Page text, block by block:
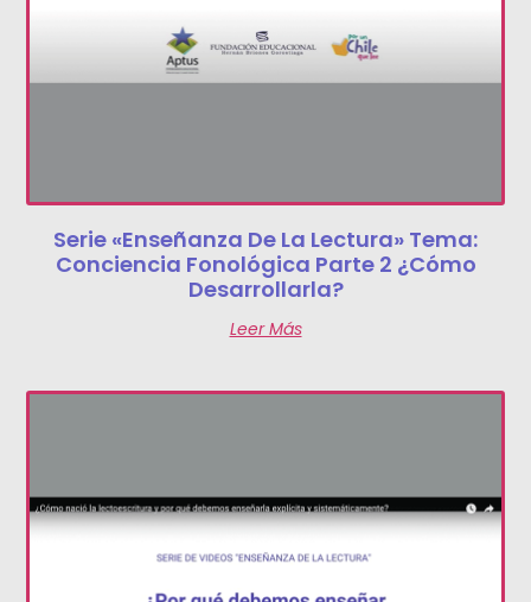
Serie «Enseñanza De La Lectura» Tema:
Conciencia Fonológica Parte 2 ¿Cómo
Desarrollarla?
Leer Más